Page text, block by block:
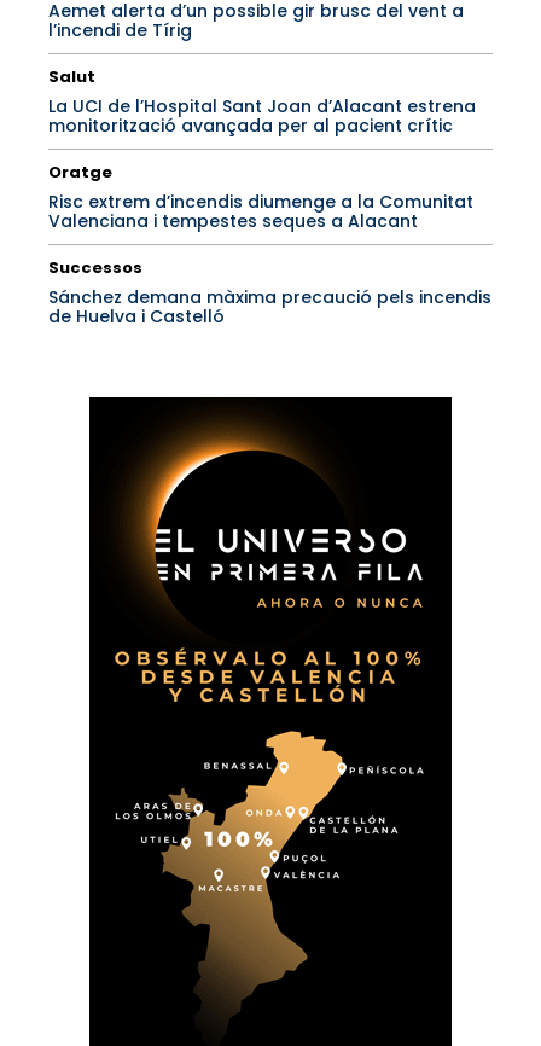
Aemet alerta d’un possible gir brusc del vent a
l’incendi de Tírig
Salut
La UCI de l’Hospital Sant Joan d’Alacant estrena
monitorització avançada per al pacient crític
Oratge
Risc extrem d’incendis diumenge a la Comunitat
Valenciana i tempestes seques a Alacant
Successos
Sánchez demana màxima precaució pels incendis
de Huelva i Castelló